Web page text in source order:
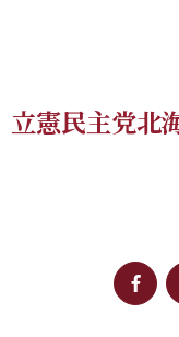
立憲民主党北